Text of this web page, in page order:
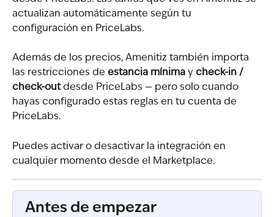
actualizan automáticamente según tu
configuración en PriceLabs.
Además de los precios, Amenitiz también importa
las restricciones de estancia mínima y check-in /
check-out desde PriceLabs — pero solo cuando
hayas configurado estas reglas en tu cuenta de
PriceLabs.
Puedes activar o desactivar la integración en
cualquier momento desde el Marketplace.
Antes de empezar